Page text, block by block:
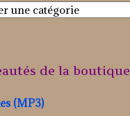
de la boutique
(MP3)